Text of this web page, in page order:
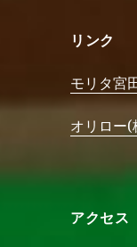
リンク
モリタ宮
オリロー(
アクセス